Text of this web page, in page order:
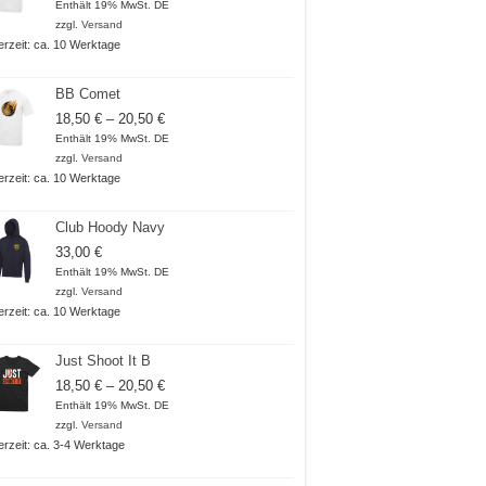
18,50 €
Enthält 19% MwSt. DE
zzgl. Versand
ca. 10 Werktage
BB Comet
18,50 € – 20,50 €Preisspanne:
18,50 €
Enthält 19% MwSt. DE
zzgl. Versand
ca. 10 Werktage
Club Hoody Navy
33,00 €
Enthält 19% MwSt. DE
zzgl. Versand
ca. 10 Werktage
Just Shoot It B
18,50 € – 20,50 €Preisspanne:
18,50 €
Enthält 19% MwSt. DE
zzgl. Versand
ca. 3-4 Werktage